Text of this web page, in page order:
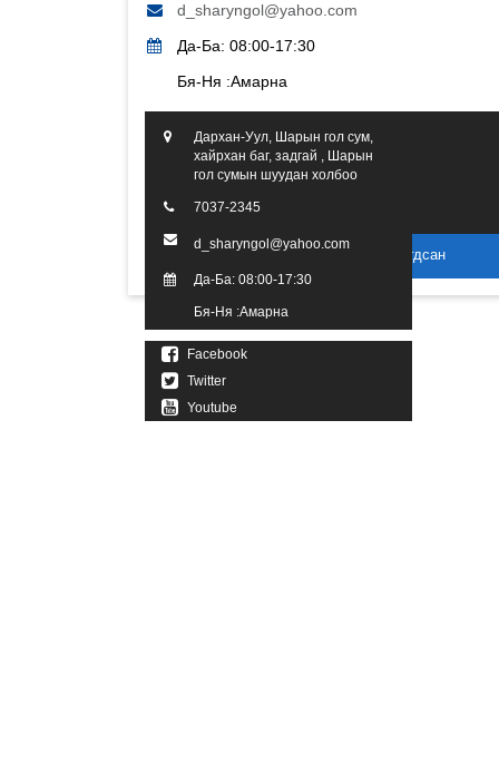
d_sharyngol@yahoo.com
Да-Ба: 08:00-17:30
Бя-Ня :Амарна
Дархан-Уул, Шарын гол сум,
хайрхан баг, задгай , Шарын
гол сумын шуудан холбоо
7037-2345
d_sharyngol@yahoo.com
Да-Ба: 08:00-17:30
Бя-Ня :Амарна
Facebook
Twitter
Youtube
2016 он. Бүх эрх хуулиар хамгаалагдсан